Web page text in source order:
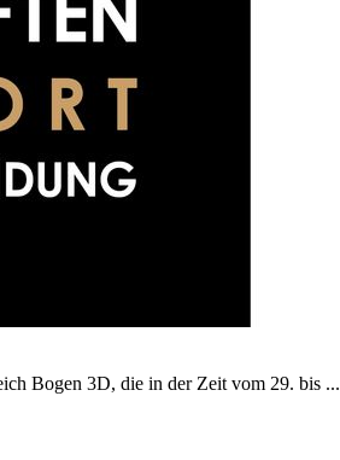
Bogen 3D, die in der Zeit vom 29. bis ...